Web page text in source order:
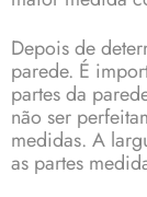
Depois de
parede. É
partes da
não ser
medidas. A
as partes